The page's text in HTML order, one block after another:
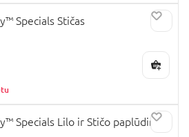
Specials Stičas
Specials Lilo ir Stičo paplūdimio